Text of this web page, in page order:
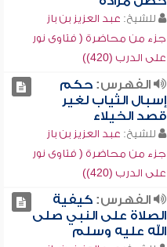
للشيخ: عبد العزيز بن باز
جزء من محاضرة ( فتاوى نور
على الدرب (420))
الفهرس:حكم
إسبال الثياب لغير
قصد الخيلاء
للشيخ: عبد العزيز بن باز
جزء من محاضرة ( فتاوى نور
على الدرب (420))
الفهرس:كيفية
الصلاة على النبي صلى
الله عليه وسلم